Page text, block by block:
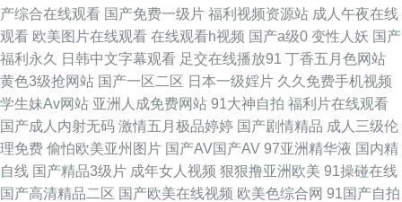
月天婷婷综合 国际51网婷婷 wwwcn91 91熊猫网站 久6久6中文字幕 91九色
在线观看 婷婷成人一区 噼里啪啦国语高清 看片的网站 国产九一 91男人网
国产五区 91蜜桃视频 日日添天天添天天添硬 六九AV 传媒视频高清一区传媒
91干逼视频 免费影片大全 国产高清自拍 免费九1 国产高清视频999 久草成
产综合在线观看 国产免费一级片 福利视频资源站 成人午夜在线
观看 欧美图片在线观看 在线观看h视频 国产a级0 变性人妖 国产
福利永久
日韩中文字幕观看 足交在线播放91 丁香五月色网站
黄色3级抢网站 国产一区二区 日本一级婬片 久久免费手机视频
学生妹Av网站 亚洲人成免费网站 91大神自拍 福利片在线观看
国产成人内射无码 激情五月极品婷婷 国产剧情精品 成人三级伦
理免费 偷怕欧美亚州图片 国产AV国产AV 97亚洲精华液 国内精
自线 国产精品3级片 成年女人视频 狠狠撸亚洲欧美 91操碰在线
国产高清精品二区 国产欧美在线视频 欧美色综合网 91国产自拍